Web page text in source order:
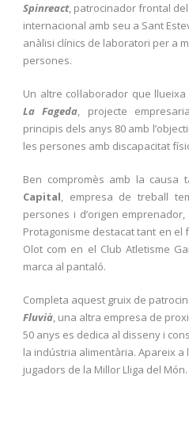
Spinreact, patrocinador frontal
internacional amb seu a Sant
anàlisi clínics de laboratori per a
persones.
Un altre col·laborador que
La Fageda, projecte
principis dels anys 80 amb
les persones amb discapacitat
Ben compromès amb la causa
Capital, empresa de treball
persones i d’origen
Protagonisme destacat tant en el
Olot com en el Club Atletisme
marca al pantaló.
Completa aquest gruix de
Fluvià, una altra empresa de
50 anys es dedica al disseny i
la indústria alimentària. Apareix a
jugadors de la Millor Lliga del Món.